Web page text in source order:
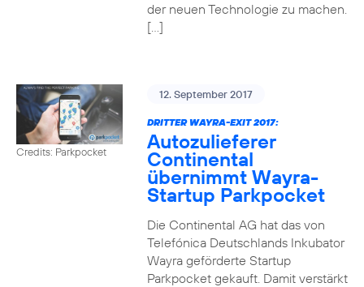
der neuen Technologie zu machen.
[…]
Credits: Parkpocket
12. September 2017
DRITTER WAYRA-EXIT 2017:
Autozulieferer
Continental
übernimmt Wayra-
Startup Parkpocket
Die Continental AG hat das von
Telefónica Deutschlands Inkubator
Wayra geförderte Startup
Parkpocket gekauft. Damit verstärkt